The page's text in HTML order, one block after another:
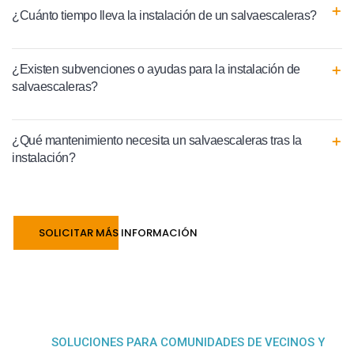
¿Cuánto tiempo lleva la instalación de un salvaescaleras?
¿Existen subvenciones o ayudas para la instalación de
salvaescaleras?
¿Qué mantenimiento necesita un salvaescaleras tras la
instalación?
SOLICITAR MÁS INFORMACIÓN
SOLUCIONES PARA COMUNIDADES DE VECINOS Y